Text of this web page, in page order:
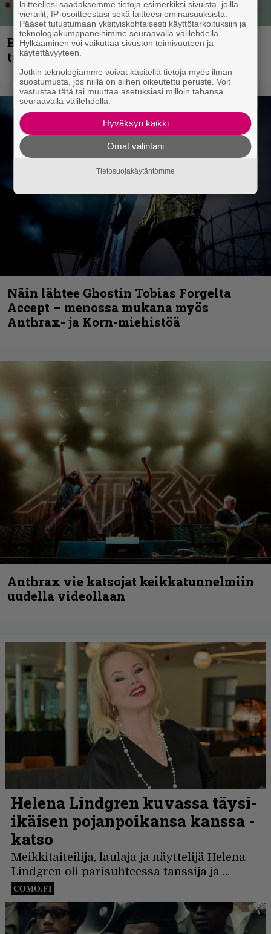
Blind Channel palaa rytinällä –
tuplasingle videoineen julki
Näin lähtee Ghostin Tobias Forgelta
Accept – menossa mukana myös
Anthrax- ja Korn-miehistöä
Anthrax vie katsojat keikkatunnelmiin
uudella videollaan
laitteellesi saadaksemme tietoja esimerkiksi sivuista, joilla
vierailit, IP-osoitteestasi sekä laitteesi ominaisuuksista.
Pääset tutustumaan yksityiskohtaisesti käyttötarkoituksiin ja
teknologiakumppaneihimme seuraavalla välilehdellä.
Hylkääminen voi vaikuttaa sivuston toimivuuteen ja
käytettävyyteen.
Jotkin teknologiamme voivat käsitellä tietoja myös ilman
suostumusta, jos niillä on siihen oikeutettu peruste. Voit
vastustaa tätä tai muuttaa asetuksiasi milloin tahansa
seuraavalla välilehdellä.
Hyväksyn kaikki
Omat valintani
Tietosuojakäytäntömme